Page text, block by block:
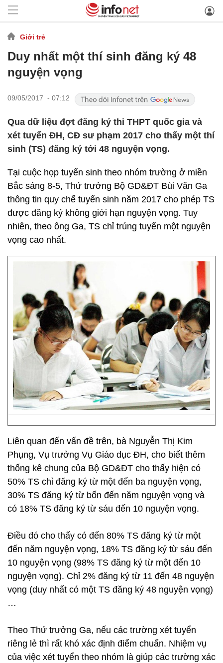
Giới trẻ
Duy nhất một thí sinh đăng ký 48
nguyện vọng
09/05/2017 - 07:12
Qua dữ liệu đợt đăng ký thi THPT quốc gia và
xét tuyển ĐH, CĐ sư phạm 2017 cho thấy một thí
sinh (TS) đăng ký tới 48 nguyện vọng.
Tại cuộc họp tuyển sinh theo nhóm trường ở miền
Bắc sáng 8-5, Thứ trưởng Bộ GD&ĐT Bùi Văn Ga
thông tin quy chế tuyển sinh năm 2017 cho phép TS
được đăng ký không giới hạn nguyện vọng. Tuy
nhiên, theo ông Ga, TS chỉ trúng tuyển một nguyện
vọng cao nhất.
Liên quan đến vấn đề trên, bà Nguyễn Thị Kim
Phụng, Vụ trưởng Vụ Giáo dục ĐH, cho biết thêm
thống kê chung của Bộ GD&ĐT cho thấy hiện có
50% TS chỉ đăng ký từ một đến ba nguyện vọng,
30% TS đăng ký từ bốn đến năm nguyện vọng và
có 18% TS đăng ký từ sáu đến 10 nguyện vọng.
Điều đó cho thấy có đến 80% TS đăng ký từ một
đến năm nguyện vọng, 18% TS đăng ký từ sáu đến
10 nguyện vọng (98% TS đăng ký từ một đến 10
nguyện vọng). Chỉ 2% đăng ký từ 11 đến 48 nguyện
vọng (duy nhất có một TS đăng ký 48 nguyện vọng)
…
Theo Thứ trưởng Ga, nếu các trường xét tuyển
riêng lẻ thì rất khó xác định điểm chuẩn. Nhiệm vụ
của việc xét tuyển theo nhóm là giúp các trường xác